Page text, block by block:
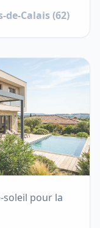
de-Calais(62)
soleil pour la